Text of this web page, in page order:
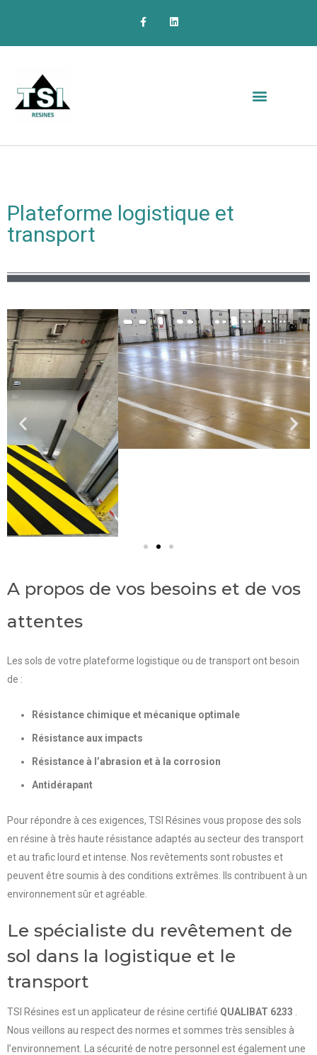
Plateforme logistique et
transport
A propos de vos besoins et de vos
attentes
Les sols de votre plateforme logistique ou de transport ont besoin
de :
Résistance chimique et mécanique optimale
Résistance aux impacts
Résistance à l’abrasion et à la corrosion
Antidérapant
Pour répondre à ces exigences, TSI Résines vous propose des sols
en résine à très haute résistance adaptés au secteur des transport
et au trafic lourd et intense. Nos revêtements sont robustes et
peuvent être soumis à des conditions extrêmes. Ils contribuent à un
environnement sûr et agréable.
Le spécialiste du revêtement de
sol dans la logistique et le
transport
TSI Résines est un applicateur de résine certifié QUALIBAT 6233
Nous veillons au respect des normes et sommes très sensibles à
l’environnement.
La sécurité de notre personnel est également une